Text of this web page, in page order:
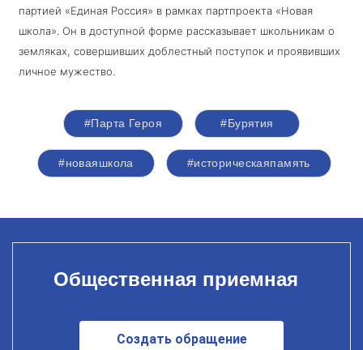
партией «Единая Россия» в рамках партпроекта «Новая
школа». Он в доступной форме рассказывает школьникам о
земляках, совершивших доблестный поступок и проявивших
личное мужество.
#Парта Героя #Бурятия
#новаяшкола #историческаяпамять
Общественная приемная
Создать обращение